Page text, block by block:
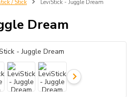
/ Stick LeviStick - Juggle Dream
Dream